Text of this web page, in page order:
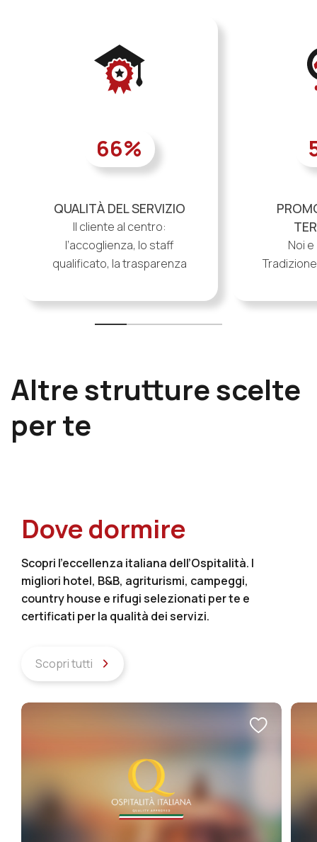
66%
QUALITÀ DEL SERVIZIO
Il cliente al centro:
l’accoglienza, lo staff
qualificato, la trasparenza
Noi
Altre strutture scelte
per te
Dove dormire
Scopri l’eccellenza italiana dell’Ospitalità. I
migliori hotel, B&B, agriturismi, campeggi,
country house e rifugi selezionati per te e
certificati per la qualità dei servizi.
Scopri tutti